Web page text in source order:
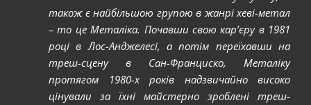
також є найбільшою групою в жанрі хеві-метал
– то це Металіка. Почавши свою кар’єру в 1981
році в Лос-Анджелесі, а потім переїхавши на
треш-сцену в Сан-Франциско, Металіку
протягом 1980-х років надзвичайно високо
цінували за їхні майстерно зроблені треш-